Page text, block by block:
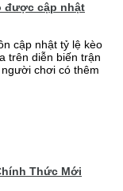
được cập nhật
cập nhật tỷ lệ kèo
trên diễn biến trận
chơi có thêm
Thức Mới